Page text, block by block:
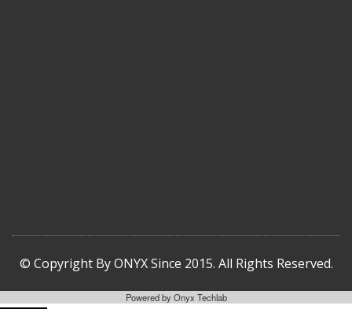
© Copyright By ONYX Since 2015. All Rights Reserved.
Powered byOnyx Techlab